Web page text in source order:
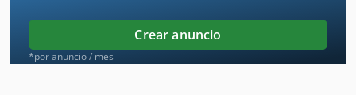
Hauser
Hbm
Crear anuncio
*por anuncio / mes